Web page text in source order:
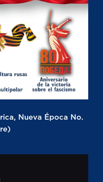
Nueva Época No.